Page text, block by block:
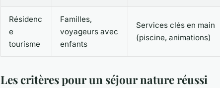
Résidenc
e
tourisme
Familles,
voyageurs avec
enfants
Services clés en main
(piscine, animations)
Les critères pour un séjour nature réussi